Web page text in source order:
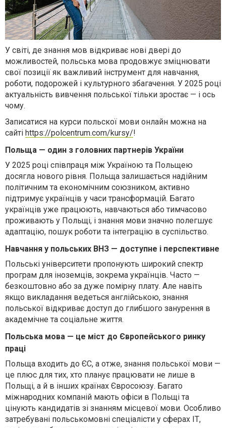
У світі, де знання мов відкриває нові двері до
можливостей, польська мова продовжує зміцнювати
свої позиції як важливий інструмент для навчання,
роботи, подорожей і культурного збагачення. У 2025 році
актуальність вивчення польської тільки зростає — і ось
чому.
Записатися на курси польскої мови онлайн можна на
сайті https://polcentrum.com/kursy/!
Польща — один з головних партнерів України
У 2025 році співпраця між Україною та Польщею
досягла нового рівня. Польща залишається надійним
політичним та економічним союзником, активно
підтримує українців у часи трансформацій. Багато
українців уже працюють, навчаються або тимчасово
проживають у Польщі, і знання мови значно полегшує
адаптацію, пошук роботи та інтеграцію в суспільство.
Навчання у польських ВНЗ — доступне і перспективне
Польські університети пропонують широкий спектр
програм для іноземців, зокрема українців. Часто —
безкоштовно або за дуже помірну плату. Але навіть
якщо викладання ведеться англійською, знання
польської відкриває доступ до глибшого занурення в
академічне та соціальне життя.
Польська мова — це міст до Європейського ринку
праці
Польща входить до ЄС, а отже, знання польської мови —
це плюс для тих, хто планує працювати не лише в
Польщі, а й в інших країнах Євросоюзу. Багато
міжнародних компаній мають офіси в Польщі та
цінують кандидатів зі знанням місцевої мови. Особливо
затребувані польськомовні спеціалісти у сферах ІТ,